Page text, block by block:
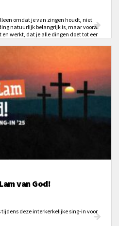
omdat je van zingen houdt, niet
natuurlijk belangrijk is, maar vooral
werkt, dat je alle dingen doet tot eer
van God!
tijdens deze interkerkelijke sing-in voor